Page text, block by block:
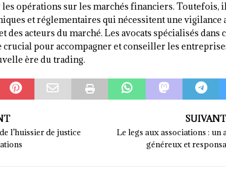
les opérations sur les marchés financiers. Toutefois,
et réglementaires qui nécessitent une vigilance
des acteurs du marché. Les avocats spécialisés dans
crucial pour accompagner et conseiller les
ère du trading.
l’huissier de justice
SUIVANT
Le legs aux associations : un
généreux et